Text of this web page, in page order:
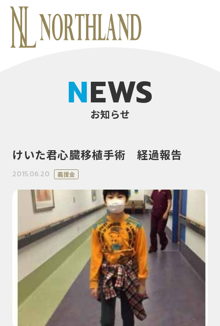
NEWS
お知らせ
けいた君心臓移植手術 経過報告
2015.06.20 義援金